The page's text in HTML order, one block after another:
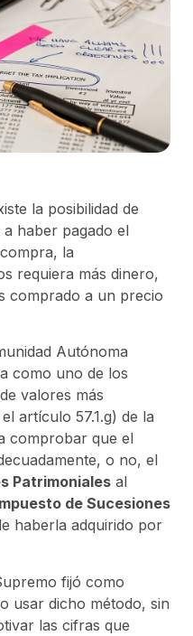
la posibilidad de
haber pagado el
la
requiera más dinero,
comprado a un precio
Autónoma
como uno de los
valores más
artículo 57.1.g) de la
comprobar que el
o no, el
Patrimoniales al
de Sucesiones
haberla adquirido por
fijó como
usar dicho método, sin
las cifras que